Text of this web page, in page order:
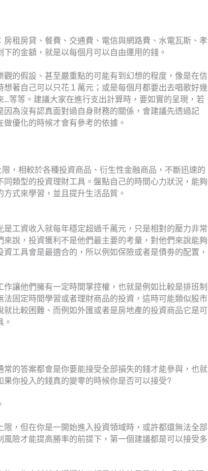
租房貸、餐費、交通費、電信與網路費、水電瓦斯、孝
的金額，就是以每個月可以自由運用的錢。
的假設、甚至嚴重點的可能有到幻想的程度，像是在信
著自己可以只花１萬元；或是每個月都要出去唱歌好幾
等等。建議大家在進行支出計算時，要如實的呈現，若
為沒有認真面對過自身財務的關係，會建議先透過記
優化的時候才會有參考的依據。
，相較於各種投資商品、衍生性金融商品，不斷迅速的
類型的投資理財工具。盤點自己的時間心力狀況，能夠
式來學習，並且提升生活品質。
工資收入就每年穩定超過千萬元，只是相對的壓力非常
說，投資獲利不是他們最主要的考量，對他們來說能夠
工具會是最適合的，所以例如保險或者是債劵的配置，
讓他們擁有一定時間掌控權，也就是例如比較是排班制
固定時間學習或者理財商品的投資，這時可能類似股市
比較困難、而例如外匯或者是房地產的投資商品它是可
。
的答案都會是你要能接受全部損失的錢才能參與，也就
你投入的錢真的變零的時候你是否可以接受?
，但在你是一開始進入投資領域時，或許都還無法全部
險才能提高勝率的前提下，第一個建議都是可以接受多